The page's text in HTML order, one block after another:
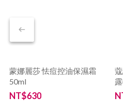
蒙娜麗莎 怯痘控油保濕霜
50ml
NT$630